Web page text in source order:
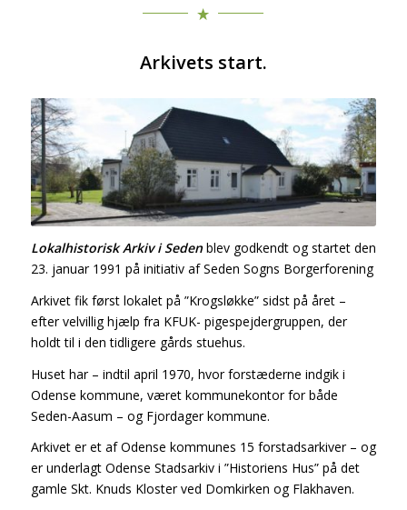
Arkivets start.
Lokalhistorisk Arkiv i Sedenblev godkendt og startet den
23. januar 1991 på initiativ af Seden Sogns Borgerforening
Arkivet fik først lokalet på ”Krogsløkke” sidst på året –
efter velvillig hjælp fra KFUK- pigespejdergruppen, der
holdt til i den tidligere gårds stuehus.
Huset har – indtil april 1970, hvor forstæderne indgik i
Odense kommune, været kommunekontor for både
Seden-Aasum – og Fjordager kommune.
Arkivet er et af Odense kommunes 15 forstadsarkiver – og
er underlagt Odense Stadsarkiv i ”Historiens Hus” på det
gamle Skt. Knuds Kloster ved Domkirken og Flakhaven.